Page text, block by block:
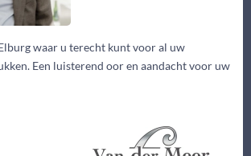
waar u terecht kunt voor al uw
Een luisterend oor en aandacht voor uw